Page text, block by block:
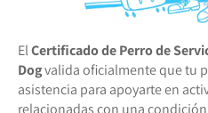
ElCertificado de Perro de
Dogvalida oficialmente que tu
asistencia para apoyarte en